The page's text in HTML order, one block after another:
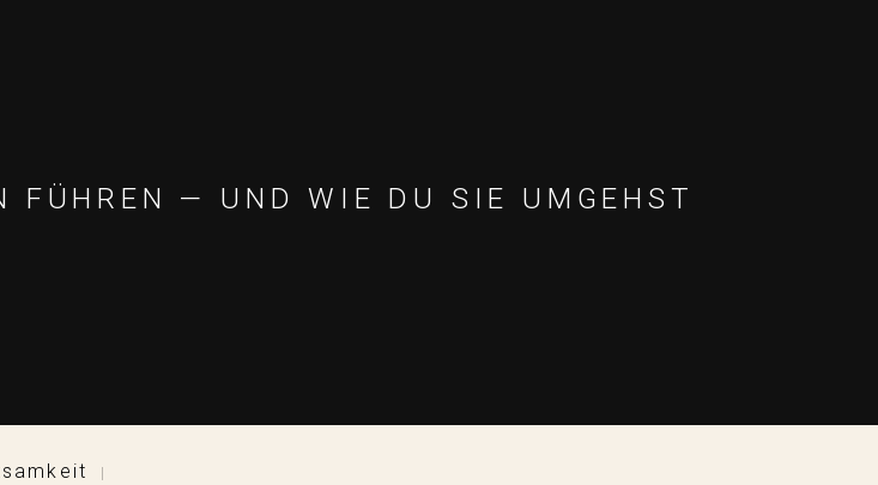
FÜHREN — UND WIE DU SIE UMGEHST
|